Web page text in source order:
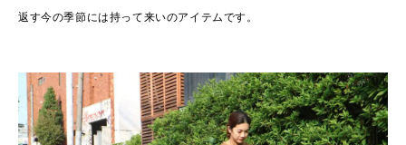
返す今の季節には持って来いのアイテムです。